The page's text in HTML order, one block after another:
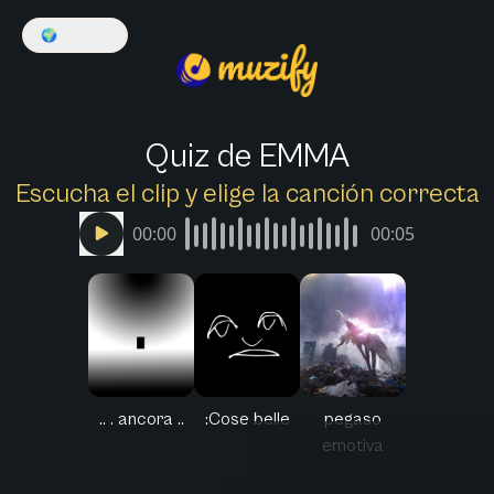
🌍
Quiz de EMMA
Escucha el clip y elige la canción correcta
00:00 00:05
.. . ancora .. :Cose belle
pegaso
emotiva